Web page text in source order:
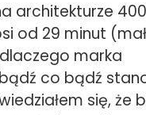
architekturze
od 29 minut
marka
co bądź
się, że